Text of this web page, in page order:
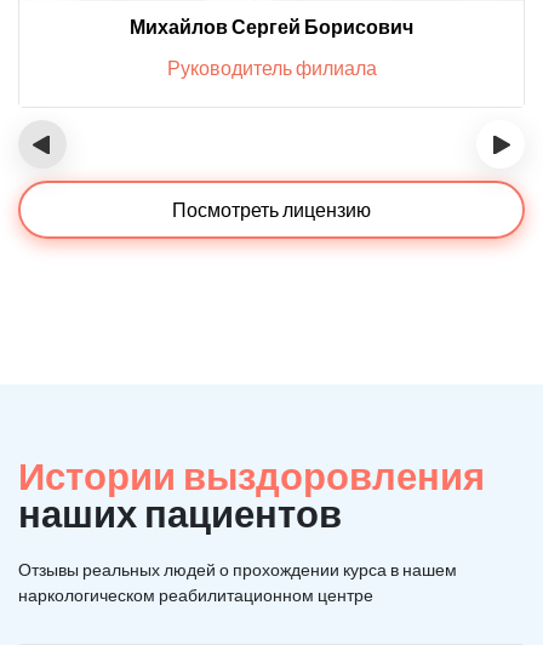
Михайлов Сергей Борисович
Руководитель филиала
‹ ›
Посмотреть лицензию
Истории выздоровления
наших пациентов
Отзывы реальных людей о прохождении курса в нашем
наркологическом реабилитационном центре